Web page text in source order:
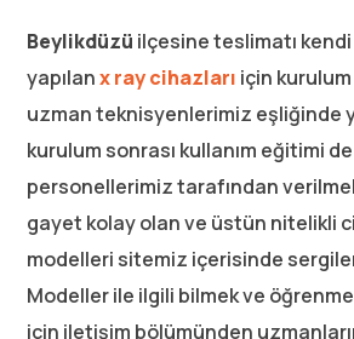
Beylikdüzü ilçesine teslimatı kendi
yapılanx ray cihazları için
uzman teknisyenlerimiz eşliğinde
kurulum sonrası kullanım eğitimi
personellerimiz tarafından
gayet kolay olan ve üstün nitelikli
modelleri sitemiz içerisinde
Modeller ile ilgili bilmek ve
için iletişim bölümünden